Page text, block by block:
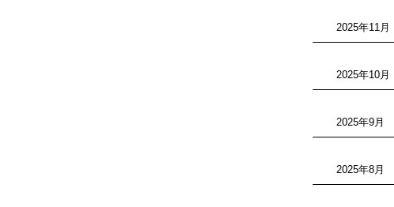
2025年11月
2025年10月
2025年9月
2025年8月